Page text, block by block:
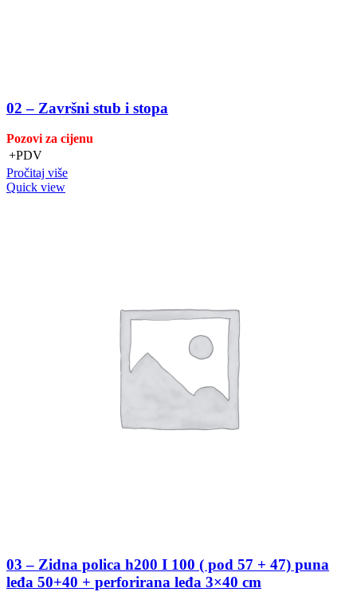
02 – Završni stub i stopa
Pozovi za cijenu
+PDV
Pročitaj više
Quick view
03 – Zidna polica h200 I 100 ( pod 57 + 47) puna
leđa 50+40 + perforirana leđa 3×40 cm